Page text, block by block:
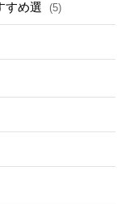
すめ選 (5)